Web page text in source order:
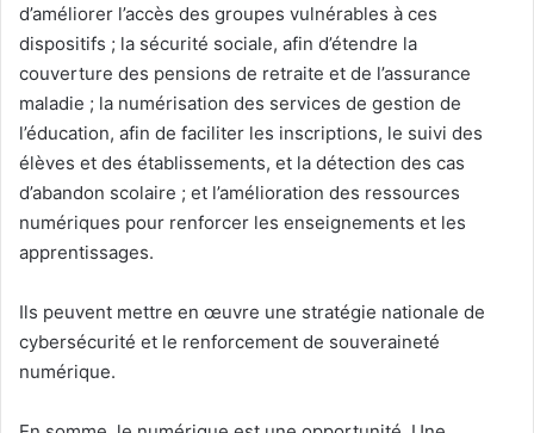
d’améliorer l’accès des groupes vulnérables à ces
dispositifs ; la sécurité sociale, afin d’étendre la
couverture des pensions de retraite et de l’assurance
maladie ; la numérisation des services de gestion de
l’éducation, afin de faciliter les inscriptions, le suivi des
élèves et des établissements, et la détection des cas
d’abandon scolaire ; et l’amélioration des ressources
numériques pour renforcer les enseignements et les
apprentissages.
Ils peuvent mettre en œuvre une stratégie nationale de
cybersécurité et le renforcement de souveraineté
numérique.